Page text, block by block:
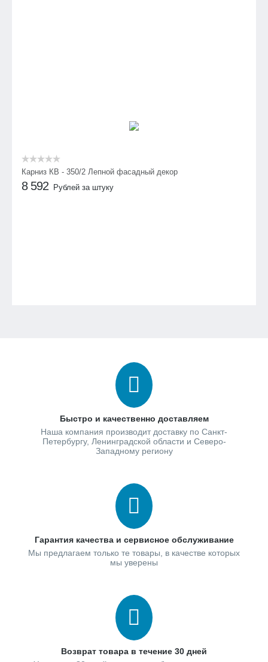
Карниз КВ - 350/2 Лепной фасадный декор
8 592 Рублей за штуку
Быстро и качественно доставляем
Наша компания производит доставку по Санкт-
Петербургу, Ленинградской области и Северо-
Западному региону
Гарантия качества и сервисное обслуживание
Мы предлагаем только те товары, в качестве которых
мы уверены
Возврат товара в течение 30 дней